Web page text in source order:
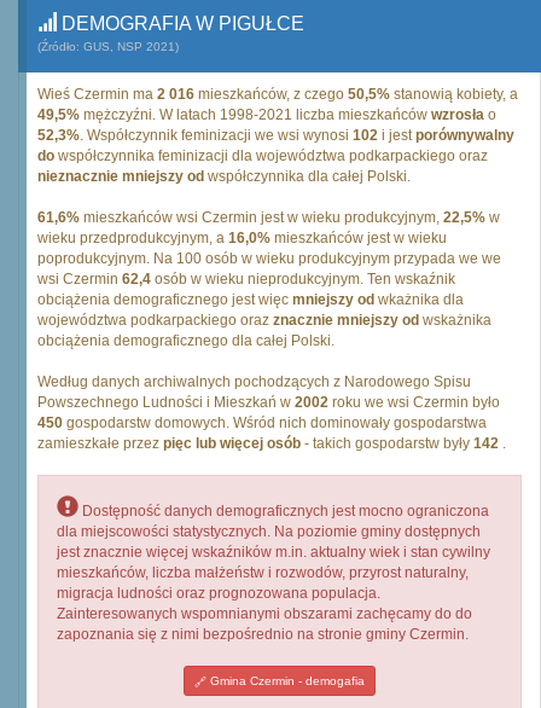
DEMOGRAFIA W PIGUŁCE
(Źródło: GUS, NSP 2021)
Wieś Czermin ma 2 016 mieszkańców, z czego 50,5% stanowią kobiety, a
49,5% mężczyźni. W latach 1998-2021 liczba mieszkańców wzrosła o
52,3%. Współczynnik feminizacji we wsi wynosi 102 i jestporównywalny
do współczynnika feminizacji dla województwa podkarpackiego oraz
nieznacznie mniejszy od współczynnika dla całej Polski.
61,6% mieszkańców wsi Czermin jest w wieku produkcyjnym, 22,5% w
wieku przedprodukcyjnym, a 16,0% mieszkańców jest w wieku
poprodukcyjnym. Na 100 osób w wieku produkcyjnym przypada we we
wsi Czermin 62,4 osób w wieku nieprodukcyjnym. Ten wskaźnik
obciążenia demograficznego jest więc mniejszy od wkażnika dla
województwa podkarpackiego oraz znacznie mniejszy od wskażnika
obciążenia demograficznego dla całej Polski.
Według danych archiwalnych pochodzących z Narodowego Spisu
Powszechnego Ludności i Mieszkań w 2002 roku we wsi Czermin było
450 gospodarstw domowych. Wśród nich dominowały gospodarstwa
zamieszkałe przez pięc lub więcej osób - takich gospodarstw były 142 .
Dostępność danych demograficznych jest mocno ograniczona
dla miejscowości statystycznych. Na poziomie gminy dostępnych
jest znacznie więcej wskaźników m.in. aktualny wiek i stan cywilny
mieszkańców, liczba małżeństw i rozwodów, przyrost naturalny,
migracja ludności oraz prognozowana populacja.
Zainteresowanych wspomnianymi obszarami zachęcamy do do
zapoznania się z nimi bezpośrednio na stronie gminy Czermin.
Gmina Czermin - demogafia